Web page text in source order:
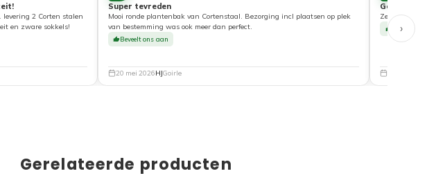
levering 2 Corten stalen
en zware sokkels!
Super tevreden
Mooi ronde plantenbak van Cortenstaal. Bezorging incl plaatsen op plek
van bestemming was ook meer dan perfect.
Beveelt ons aan
20 mei 2026HJGoirle
Goede
Zeer tevreden
Beveelt ons
›
Gerelateerde producten